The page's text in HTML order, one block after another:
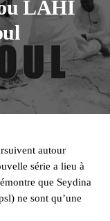
LAHI
autour
série a lieu à
que Seydina
ne sont qu’une